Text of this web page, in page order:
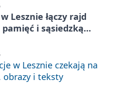
Lesznie łączy rajd
i sąsiedzką
w Lesznie czekają na
i teksty